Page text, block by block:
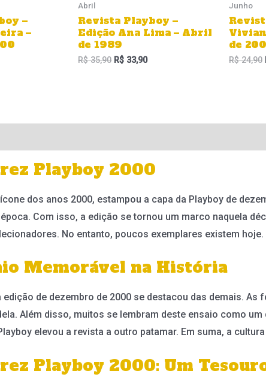
–
–
Abril
Revista Playboy –
Edição Ana Lima – Abril
de 1989
R$35,90 R$ 33,90
Junho
de
R$24,90
Playboy 2000
dos anos 2000, estampou a capa da Playboy de
Com isso, a edição se tornou um marco naquela
No entanto, poucos exemplares existem hoje.
Memorável na História
edição de dezembro de 2000 se destacou das demais.
Além disso, muitos se lembram deste ensaio como
elevou a revista a outro patamar. Em suma, a
Playboy 2000: Um